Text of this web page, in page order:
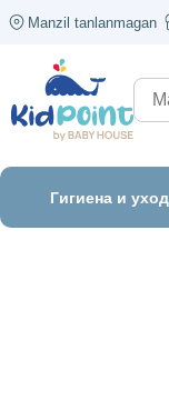
Manzil tanlanmagan
Гигиена и уход